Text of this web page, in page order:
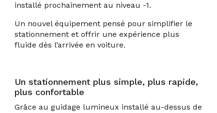
installé prochainement au niveau -1.
Un nouvel équipement pensé pour simplifier le
stationnement et offrir une expérience plus
fluide dès l’arrivée en voiture.
Un stationnement plus simple, plus rapide,
plus confortable
Grâce au guidage lumineux installé au-dessus de